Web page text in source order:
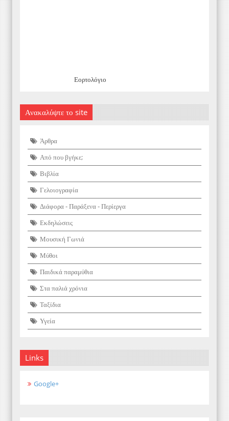
Εορτολόγιο
Ανακαλύψτε το site
Άρθρα
Από που βγήκε;
Βιβλία
Γελοιογραφία
Διάφορα - Παράξενα - Περίεργα
Εκδηλώσεις
Μουσική Γωνιά
Μύθοι
Παιδικά παραμύθια
Στα παλιά χρόνια
Ταξίδια
Υγεία
Links
Google+